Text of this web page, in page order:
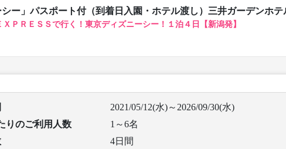
ー」パスポート付（到着日入園・ホテル渡し）三井ガーデンホ
ＰＲＥＳＳで行く！東京ディズニーシー！１泊４日【新潟発】
2021/05/12(水)～2026/09/30(水)
りのご利用人数
1～6名
4日間